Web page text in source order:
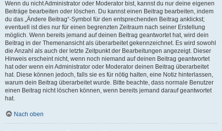
Wenn du nicht Administrator oder Moderator bist, kannst du nur deine eigenen
Beiträge bearbeiten oder löschen. Du kannst einen Beitrag bearbeiten, indem
du das „Ändere Beitrag“-Symbol für den entsprechenden Beitrag anklickst;
eventuell ist dies nur für einen begrenzten Zeitraum nach seiner Erstellung
möglich. Wenn bereits jemand auf deinen Beitrag geantwortet hat, wird dein
Beitrag in der Themenansicht als überarbeitet gekennzeichnet. Es wird sowohl
die Anzahl als auch der letzte Zeitpunkt der Bearbeitungen angezeigt. Dieser
Hinweis erscheint nicht, wenn noch niemand auf deinen Beitrag geantwortet
hat oder wenn ein Administrator oder Moderator deinen Beitrag überarbeitet
hat. Diese können jedoch, falls sie es für nötig halten, eine Notiz hinterlassen,
warum dein Beitrag überarbeitet wurde. Bitte beachte, dass normale Benutzer
einen Beitrag nicht löschen können, wenn bereits jemand darauf geantwortet
hat.
Nach oben